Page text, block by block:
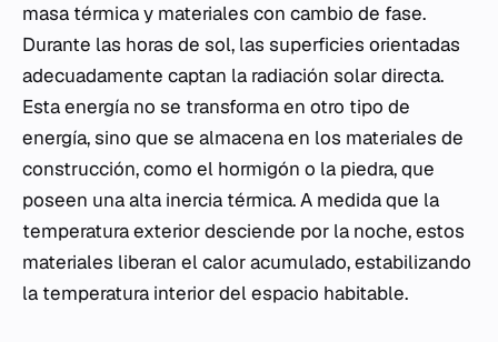
masa térmica y materiales con cambio de fase.
Durante las horas de sol, las superficies orientadas
adecuadamente captan la radiación solar directa.
Esta energía no se transforma en otro tipo de
energía, sino que se almacena en los materiales de
construcción, como el hormigón o la piedra, que
poseen una alta inercia térmica. A medida que la
temperatura exterior desciende por la noche, estos
materiales liberan el calor acumulado, estabilizando
la temperatura interior del espacio habitable.